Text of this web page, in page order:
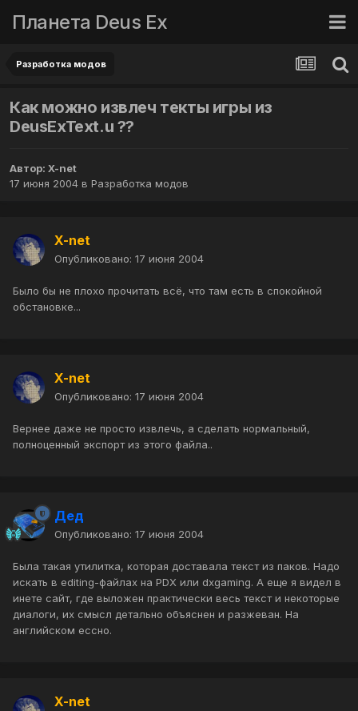
Планета Deus Ex
Разработка модов
Как можно извлеч текты игры из
DeusExText.u ??
Автор: X-net
17 июня 2004 в Разработка модов
X-net
Опубликовано: 17 июня 2004
Было бы не плохо прочитать всё, что там есть в спокойной
обстановке...
X-net
Опубликовано: 17 июня 2004
Вернее даже не просто извлечь, а сделать нормальный,
полноценный экспорт из этого файла..
Дед
Опубликовано: 17 июня 2004
Была такая утилитка, которая доставала текст из паков. Надо
искать в editing-файлах на PDX или dxgaming. А еще я видел в
инете сайт, где выложен практически весь текст и некоторые
диалоги, их смысл детально объяснен и разжеван. На
английском ессно.
X-net